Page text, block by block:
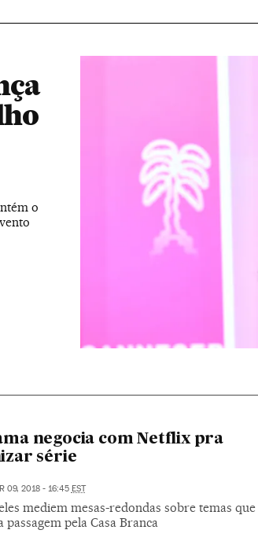
o
negocia com Netflix pra
série
09, 2018 - 16:45 EST
mediem mesas-redondas sobre temas que
pela Casa Branca